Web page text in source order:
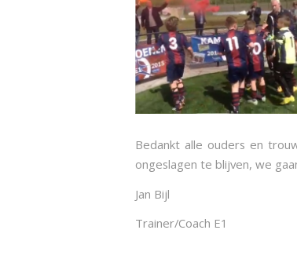
Bedankt alle ouders en
ongeslagen te blijven, we
Jan Bijl
Trainer/Coach E1